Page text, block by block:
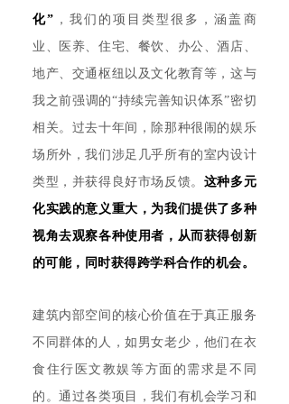
化” ，我们的项目类型很多，涵盖商
业、医养、住宅、餐饮、办公、酒店、
地产、交通枢纽以及文化教育等，这与
我之前强调的“持续完善知识体系”密切
相关。过去十年间，除那种很闹的娱乐
场所外，我们涉足几乎所有的室内设计
类型，并获得良好市场反馈。 这种多元
化实践的意义重大，为我们提供了多种
视角去观察各种使用者，从而获得创新
的可能，同时获得跨学科合作的机会。
建筑内部空间的核心价值在于真正服务
不同群体的人，如男女老少，他们在衣
食住行医文教娱等方面的需求是不同
的。通过各类项目，我们有机会学习和